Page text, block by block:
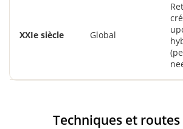
XXIe siècle Global
Techniques et